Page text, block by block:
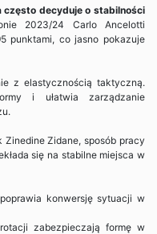
decyduje o stabilności
2023/24 Carlo Ancelotti
punktami, co jasno pokazuje
z elastycznością taktyczną.
i ułatwia zarządzanie
Zidane, sposób pracy
się na stabilne miejsca w
konwersję sytuacji w
zabezpieczają formę w